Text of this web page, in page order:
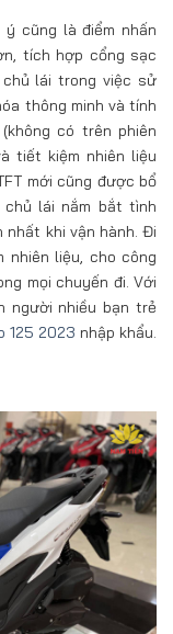
cũng là điểm nhấn
tích hợp cổng sạc
lái trong việc sử
thông minh và tính
có trên phiên
tiết kiệm nhiên liệu
mới cũng được bổ
lái nắm bắt tình
khi vận hành. Đi
nhiên liệu, cho công
mọi chuyến đi. Với
người nhiều bạn trẻ
125 2023 nhập khẩu.